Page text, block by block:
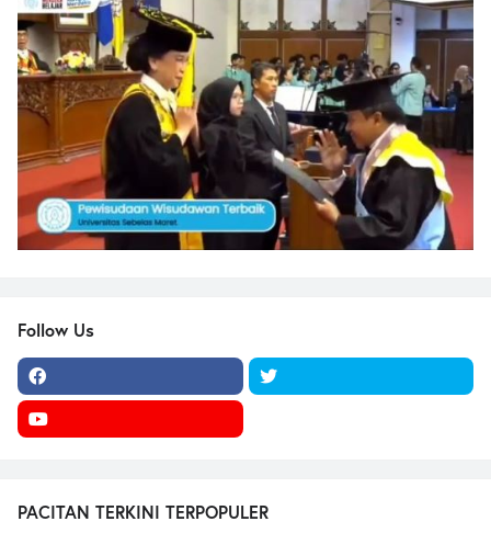
Follow Us
PACITAN TERKINI TERPOPULER